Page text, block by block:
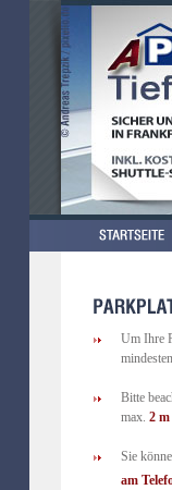
Um Ihre
Bitte
max. 2 m
Sie
am